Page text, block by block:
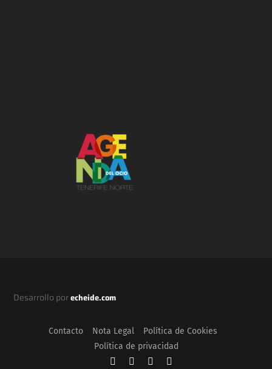
Desarrollo porecheide.com
Contacto Nota Legal
Política de Cookies
Política de privacidad